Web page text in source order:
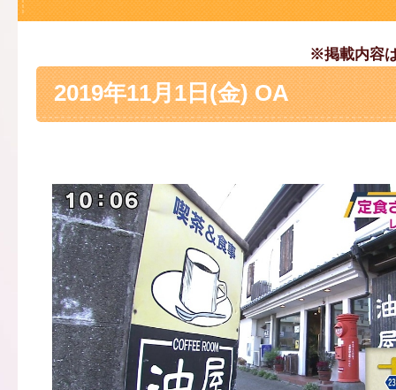
※掲載内容
2019年11月1日(金) OA